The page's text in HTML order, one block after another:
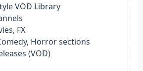
VOD Library
FX
Horror sections
(VOD)